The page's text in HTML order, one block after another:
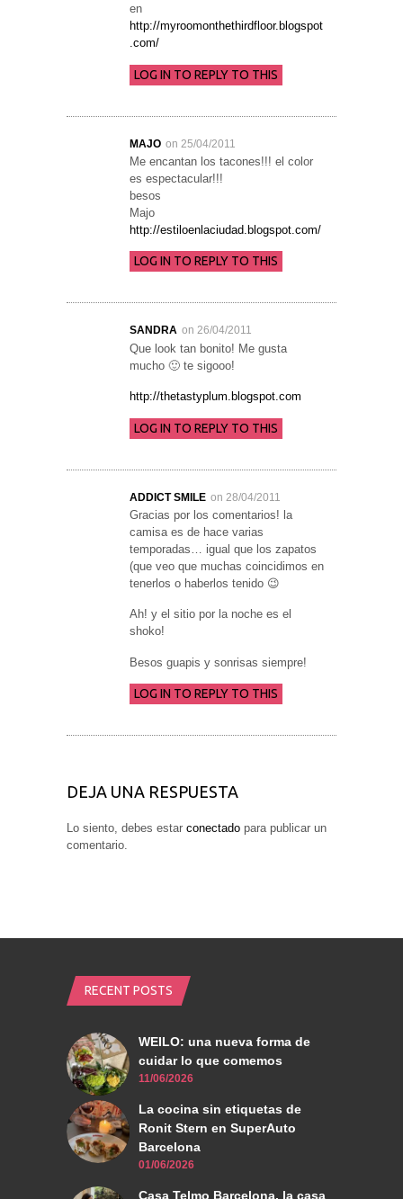
en
http://myroomonthethirdfloor.blogspot
.com/
LOG IN TO REPLY TO THIS
MAJO on 25/04/2011
Me encantan los tacones!!! el color
es espectacular!!!
besos
Majo
http://estiloenlaciudad.blogspot.com/
LOG IN TO REPLY TO THIS
SANDRA on 26/04/2011
Que look tan bonito! Me gusta
mucho 🙂 te sigooo!
http://thetastyplum.blogspot.com
LOG IN TO REPLY TO THIS
ADDICT SMILE on 28/04/2011
Gracias por los comentarios! la
camisa es de hace varias
temporadas… igual que los zapatos
(que veo que muchas coincidimos en
tenerlos o haberlos tenido 😉
Ah! y el sitio por la noche es el
shoko!
Besos guapis y sonrisas siempre!
LOG IN TO REPLY TO THIS
DEJA UNA RESPUESTA
Lo siento, debes estar conectado para publicar un
comentario.
RECENT POSTS
WEILO: una nueva forma de
cuidar lo que comemos
11/06/2026
La cocina sin etiquetas de
Ronit Stern en SuperAuto
Barcelona
01/06/2026
Casa Telmo Barcelona, la casa